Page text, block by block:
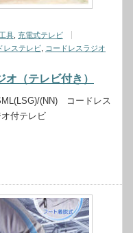
具 充電式テレビ
レステレビ
コードレスラジオ
（テレビ付き）
(NN) コードレス
オ付テレビ